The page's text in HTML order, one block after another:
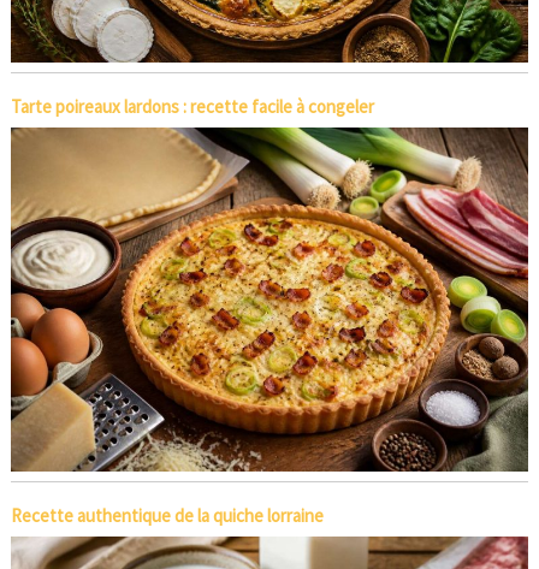
Tarte poireaux lardons : recette facile à congeler
Recette authentique de la quiche lorraine